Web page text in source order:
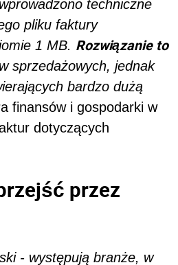
techniczne
pliku faktury
1 MB. Rozwiązanie to
sprzedażowych, jednak
bardzo dużą
finansów i gospodarki w
dotyczących
przez
- występują branże, w